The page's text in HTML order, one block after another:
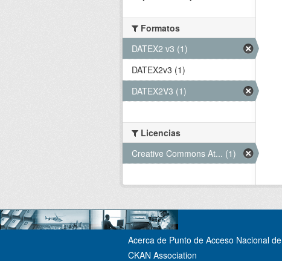
Formatos
DATEX2 v3 (1)
DATEX2v3 (1)
DATEX2V3 (1)
Licencias
Creative Commons At... (1)
Acerca de Punto de Acceso Nacional
CKAN Association